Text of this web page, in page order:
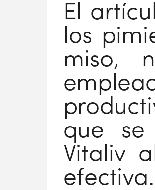
El
los
miso,
que se
Vitaliv
efectiva.